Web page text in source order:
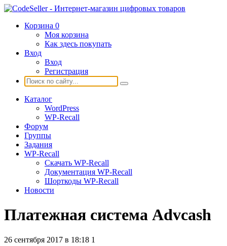
Корзина 0
Моя корзина
Как здесь покупать
Вход
Вход
Регистрация
Каталог
WordPress
WP-Recall
Форум
Группы
Задания
WP-Recall
Скачать WP-Recall
Документация WP-Recall
Шорткоды WP-Recall
Новости
Платежная система Advcash
26 сентября 2017 в 18:18 1